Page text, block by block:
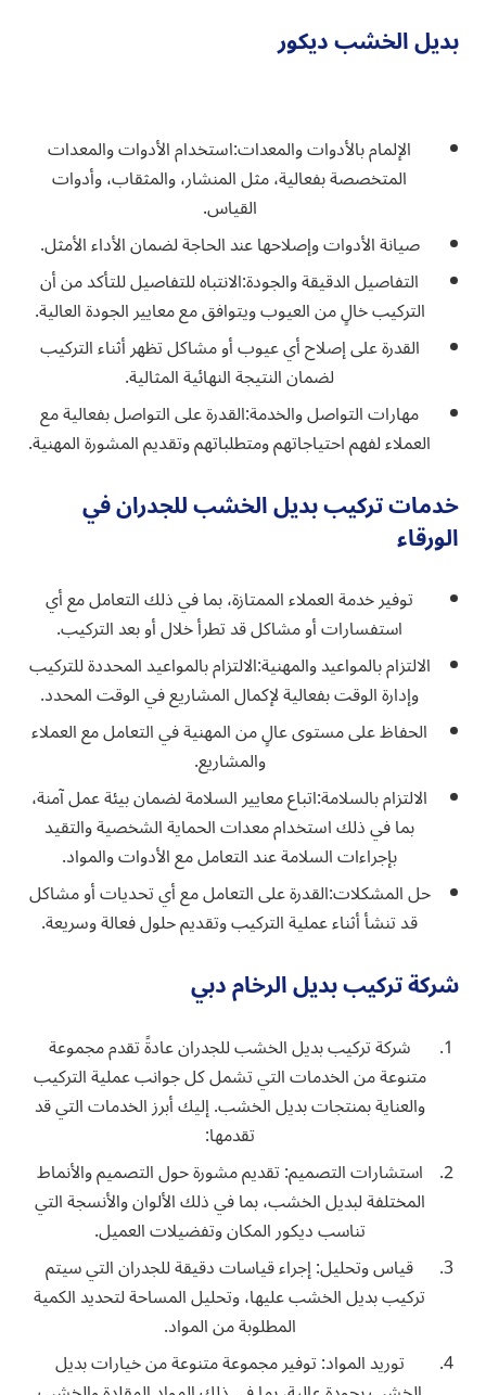
بديل الخشب ديكور
الإلمام بالأدوات والمعدات:استخدام الأدوات والمعدات
المتخصصة بفعالية، مثل المنشار، والمثقاب، وأدوات
القياس.
صيانة الأدوات وإصلاحها عند الحاجة لضمان الأداء الأمثل.
التفاصيل الدقيقة والجودة:الانتباه للتفاصيل للتأكد من أن
التركيب خالٍ من العيوب ويتوافق مع معايير الجودة العالية.
القدرة على إصلاح أي عيوب أو مشاكل تظهر أثناء التركيب
لضمان النتيجة النهائية المثالية.
مهارات التواصل والخدمة:القدرة على التواصل بفعالية مع
العملاء لفهم احتياجاتهم ومتطلباتهم وتقديم المشورة المهنية.
خدمات تركيب بديل الخشب للجدران في
الورقاء
توفير خدمة العملاء الممتازة، بما في ذلك التعامل مع أي
استفسارات أو مشاكل قد تطرأ خلال أو بعد التركيب.
الالتزام بالمواعيد والمهنية:الالتزام بالمواعيد المحددة للتركيب
وإدارة الوقت بفعالية لإكمال المشاريع في الوقت المحدد.
الحفاظ على مستوى عالٍ من المهنية في التعامل مع العملاء
والمشاريع.
الالتزام بالسلامة:اتباع معايير السلامة لضمان بيئة عمل آمنة،
بما في ذلك استخدام معدات الحماية الشخصية والتقيد
بإجراءات السلامة عند التعامل مع الأدوات والمواد.
حل المشكلات:القدرة على التعامل مع أي تحديات أو مشاكل
قد تنشأ أثناء عملية التركيب وتقديم حلول فعالة وسريعة.
شركة تركيب بديل الرخام دبي
شركة تركيب بديل الخشب للجدران عادةً تقدم مجموعة
متنوعة من الخدمات التي تشمل كل جوانب عملية التركيب
والعناية بمنتجات بديل الخشب. إليك أبرز الخدمات التي قد
تقدمها:
استشارات التصميم: تقديم مشورة حول التصميم والأنماط
المختلفة لبديل الخشب، بما في ذلك الألوان والأنسجة التي
تناسب ديكور المكان وتفضيلات العميل.
قياس وتحليل: إجراء قياسات دقيقة للجدران التي سيتم
تركيب بديل الخشب عليها، وتحليل المساحة لتحديد الكمية
المطلوبة من المواد.
توريد المواد: توفير مجموعة متنوعة من خيارات بديل